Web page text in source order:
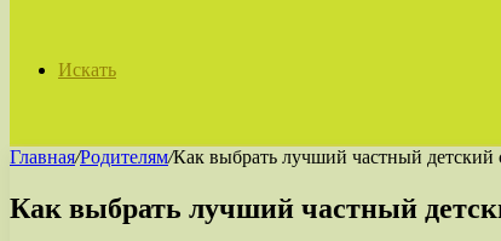
Искать
Главная/Родителям/Как выбрать лучший частный детский
Как выбрать лучший частный